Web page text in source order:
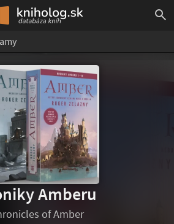
Amberu
of Amber